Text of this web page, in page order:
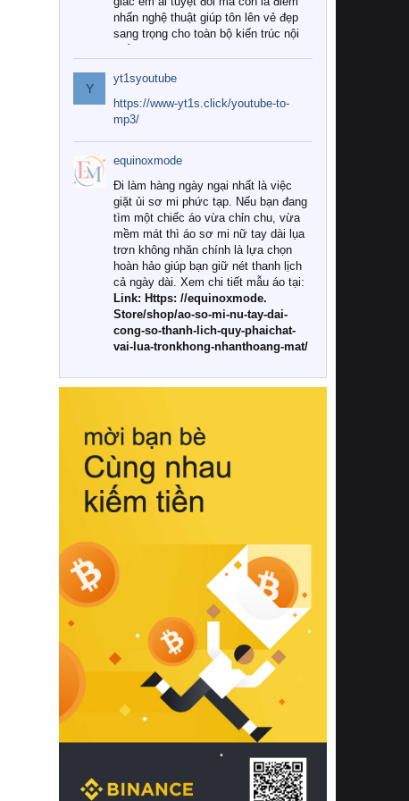
nhấn nghệ thuật giúp tôn lên vẻ đẹp
sang trọng cho toàn bộ kiến trúc nội
Tuy nhiên, giữa thị trường đa dạng
với vô vàn thương hiệu và mẫu mã
như hiện nay, làm thế nào để chọn
được những bộ chăn ga gối đệm cao
cấp thực sự chất lượng, phù hợp với
khí hậu và nhu cầu sử dụng của gia
đình? Hãy cùng chúng tôi đi tìm lời
giải đáp chi tiết qua bài viết dưới đây.
1. Tại sao các gia đình hiện đại lại ưa
chuộng chăn ga gối đệm cao cấp?
Khác với các dòng sản phẩm thông
thường, những bộ chăn ga gối đệm
cao cấp trải qua quy trình sản xuất
nghiêm ngặt từ khâu chọn lọc nguyên
liệu tự nhiên đến công nghệ dệt
nhuộm hiện đại không chứa hóa chất
này, bạn sẽ cảm nhận rõ rệt sự khác
hồi chuẩn xác của phần đệm nâng đỡ
cột sống.
Bên cạnh đó, việc lựa chọn các dòng
sản phẩm đạt chuẩn chất lượng quốc
tế còn giúp ngăn ngừa tình trạng kích
khuẩn và nấm mốc trong điều kiện
thời tiết nóng ẩm. Bạn có thể tìm hiểu
thêm các nghiên cứu khoa học về tác
động của giấc ngủ và môi trường
phòng ngủ đối với sức khỏe con
người tại Sleep Foundation (External
Link) để có cái nhìn toàn diện hơn.
2. Các tiêu chí vàng khi lựa chọn
chăn ga gối đệm cao cấp cho phòng
ngủ
Để sở hữu một bộ chăn ga gối đệm
cao cấp hoàn hảo cả về thẩm mỹ lẫn
công năng, người tiêu dùng cần cân
nhắc kỹ lưỡng các tiêu chí quan trọng
Y
yt1syoutube
https://www-yt1s.click/youtube-to-
mp3/
equinoxmode
Đi làm hàng ngày ngại nhất là việc
giặt ủi sơ mi phức tạp. Nếu bạn đang
tìm một chiếc áo vừa chỉn chu, vừa
mềm mát thì áo sơ mi nữ tay dài lụa
trơn không nhăn chính là lựa chọn
hoàn hảo giúp bạn giữ nét thanh lịch
cả ngày dài. Xem chi tiết mẫu áo tại:
Link: Https: //equinoxmode.
Store/shop/ao-so-mi-nu-tay-dai-
cong-so-thanh-lich-quy-phaichat-
vai-lua-tronkhong-nhanthoang-mat/